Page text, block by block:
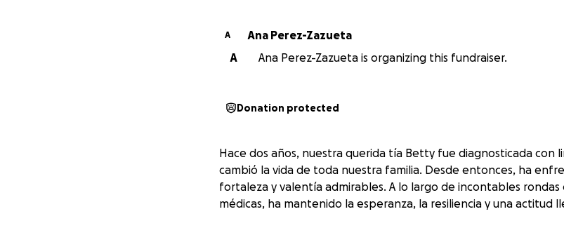
A
Ana Perez-Zazueta
A
Ana Perez-Zazueta is organizing this fundraiser.
Donation protected
Hace dos años, nuestra querida tía Betty fue diagnosticada con
cambió la vida de toda nuestra familia. Desde entonces, ha
fortaleza y valentía admirables. A lo largo de incontables rondas
médicas, ha mantenido la esperanza, la resiliencia y una actitud